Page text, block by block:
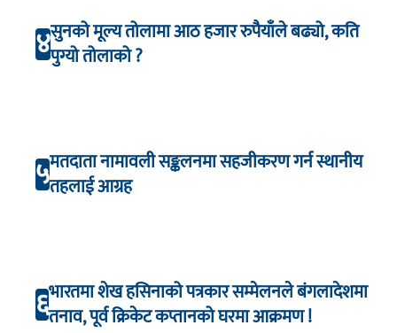
४सुनको मूल्य तोलामा आठ हजार रुपैयाँले बढ्यो, कति
पुग्यो तोलाको ?
५मतदाता नामावली सङ्कलनमा सहजीकरण गर्न स्थानीय
तहलाई आग्रह
६भारतमा शेख हसिनाको पत्रकार सम्मेलनले बंगलादेशमा
तनाव, पूर्व क्रिकेट कप्तानको घरमा आक्रमण !